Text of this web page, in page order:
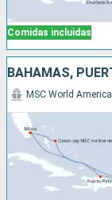
Comidas incluidas
MSC World America